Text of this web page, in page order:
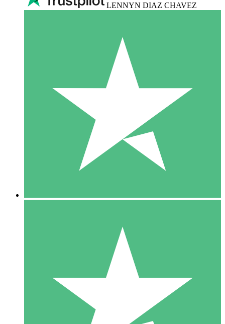
LENNYN DIAZ CHAVEZ